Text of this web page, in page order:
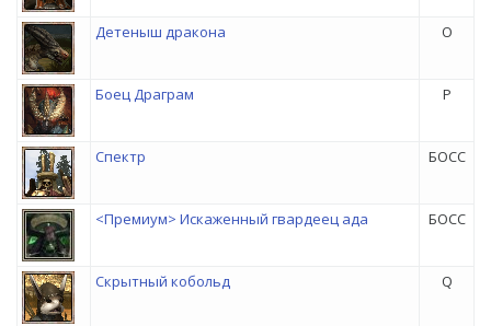
Детеныш дракона O
Боец Драграм P
Спектр БОСС
<Премиум> Искаженный гвардеец ада БОСС
Скрытный кобольд Q